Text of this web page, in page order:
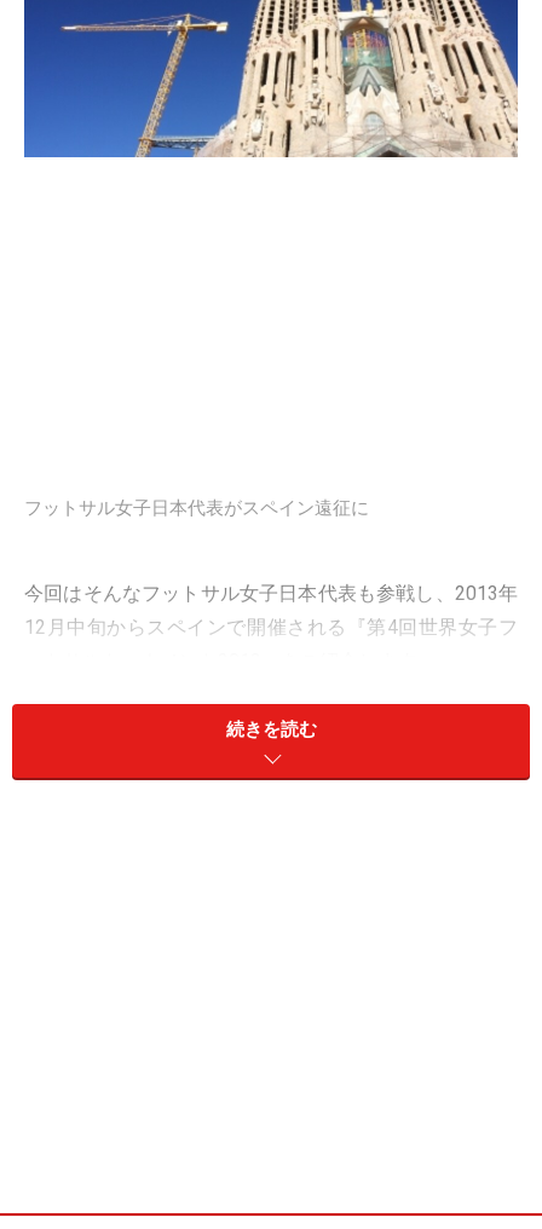
フットサル女子日本代表がスペイン遠征に
今回はそんなフットサル女子日本代表も参戦し、2013年
12月中旬からスペインで開催される『第4回世界女子フ
続きを読む